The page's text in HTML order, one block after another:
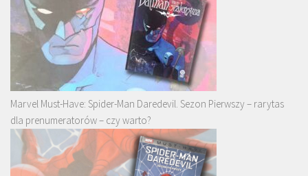
Marvel Must-Have: Spider-Man Daredevil. Sezon Pierwszy – rarytas
dla prenumeratorów – czy warto?